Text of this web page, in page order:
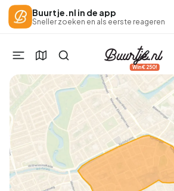
Buurtje.nl in de app
Sneller zoeken en als eerste reageren
Win €250!